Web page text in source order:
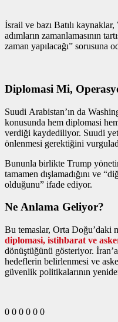
İsrail ve bazı Batılı kaynaklar,
adımların zamanlamasının
zaman yapılacağı” sorusuna
Diplomasi Mi,
Suudi Arabistan’ın da
konusunda hem diplomasi
verdiği kaydediliyor. Suudi
önlenmesi gerektiğini
Bununla birlikte Trump
tamamen dışlamadığını ve
olduğunu” ifade ediyor.
Ne Anlama Geliyor?
Bu temaslar, Orta Doğu’daki
diplomasi, istihbarat ve
dönüştüğünü gösteriyor.
hedeflerin belirlenmesi ve
güvenlik politikalarının
0 0 0 0 0 0